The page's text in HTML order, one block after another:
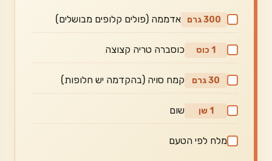
300 גרם אדממה (פולים קלופים מבושלים)
1 כוס כוסברה טריה קצוצה
30 גרם קמח סויה (בהקדמה יש חלופות)
1 שן שום
מלח לפי הטעם